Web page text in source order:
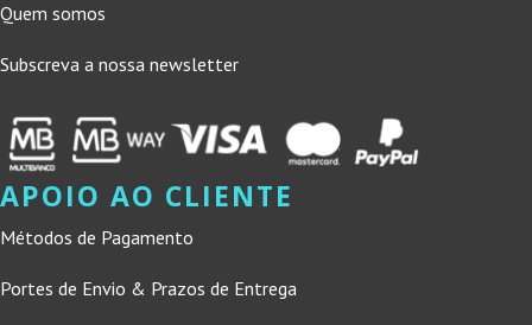
Quem somos
Subscreva a nossa newsletter
APOIO AO CLIENTE
Métodos de Pagamento
Portes de Envio & Prazos de Entrega